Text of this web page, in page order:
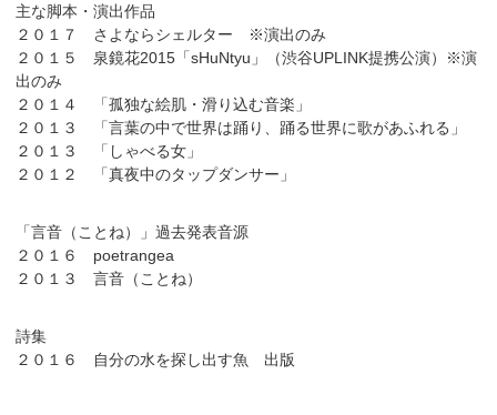
主な脚本・演出作品
２０１７ さよならシェルター ※演出のみ
２０１５ 泉鏡花2015「sHuNtyu」（渋谷UPLINK提携公演）※演
出のみ
２０１４ 「孤独な絵肌・滑り込む音楽」
２０１３ 「言葉の中で世界は踊り、踊る世界に歌があふれる」
２０１３ 「しゃべる女」
２０１２ 「真夜中のタップダンサー」
「言音（ことね）」過去発表音源
２０１６ poetrangea
２０１３ 言音（ことね）
詩集
２０１６ 自分の水を探し出す魚 出版